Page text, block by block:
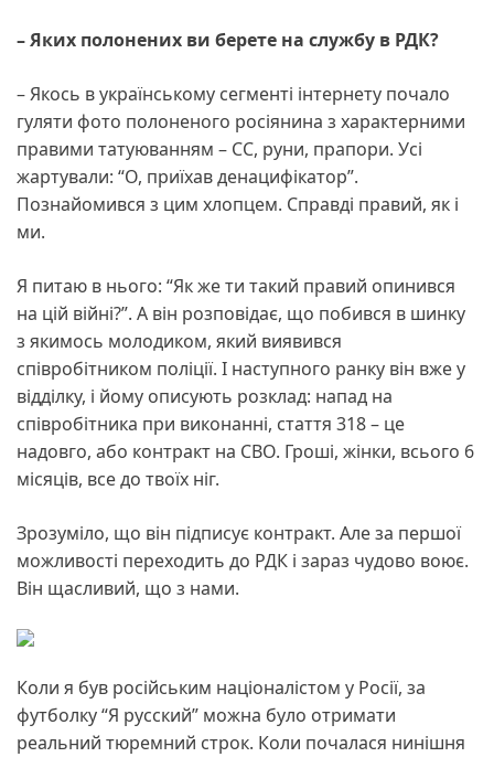
– Яких полонених ви берете на службу в РДК?
– Якось в українському сегменті інтернету почало
гуляти фото полоненого росіянина з характерними
правими татуюванням – СС, руни, прапори. Усі
жартували: “О, приїхав денацифікатор”.
Познайомився з цим хлопцем. Справді правий, як і
ми.
Я питаю в нього: “Як же ти такий правий опинився
на цій війні?”. А він розповідає, що побився в шинку
з якимось молодиком, який виявився
співробітником поліції. І наступного ранку він вже у
відділку, і йому описують розклад: напад на
співробітника при виконанні, стаття 318 – це
надовго, або контракт на СВО. Гроші, жінки, всього 6
місяців, все до твоїх ніг.
Зрозуміло, що він підписує контракт. Але за першої
можливості переходить до РДК і зараз чудово воює.
Він щасливий, що з нами.
Коли я був російським націоналістом у Росії, за
футболку “Я русский” можна було отримати
реальний тюремний строк. Коли почалася нинішня